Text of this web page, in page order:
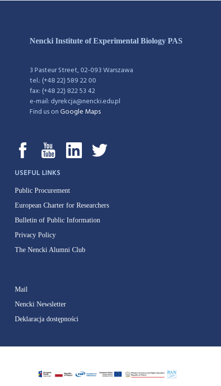
Nencki Institute of Experimental Biology PAS
3 Pasteur Street, 02-093 Warszawa
tel.: (+48 22) 589 22 00
fax: (+48 22) 822 53 42
e-mail: dyrekcja@nencki.edu.pl
Find us onGoogle Maps
USEFUL LINKS
Public Procurement
European Charter for Researchers
Bulletin of Public Information
Privacy Policy
The Nencki Alumni Club
Mail
Nencki Newsletter
Deklaracja dostępności